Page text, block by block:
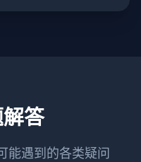
答
能遇到的各类疑问